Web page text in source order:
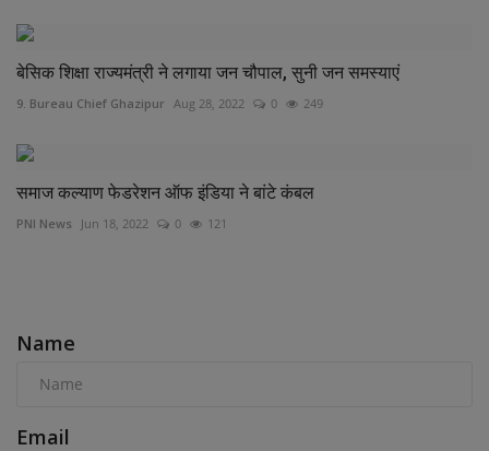
बेसिक शिक्षा राज्यमंत्री ने लगाया जन चौपाल, सुनी जन समस्याएं
9. Bureau Chief Ghazipur Aug 28, 2022 0 249
समाज कल्याण फेडरेशन ऑफ इंडिया ने बांटे कंबल
PNI News Jun 18, 2022 0 121
Name
Email